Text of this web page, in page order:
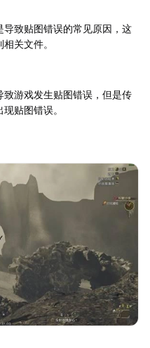
致贴图错误的常见原因，这
关文件。
致游戏发生贴图错误，但是传
贴图错误。